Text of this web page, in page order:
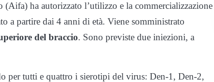
ha autorizzato l’utilizzo e la commercializzazione
a partire dai 4 anni di età. Viene somministrato
del braccio. Sono previste due iniezioni, a
per tutti e quattro i sierotipi del virus: Den-1, Den-2,